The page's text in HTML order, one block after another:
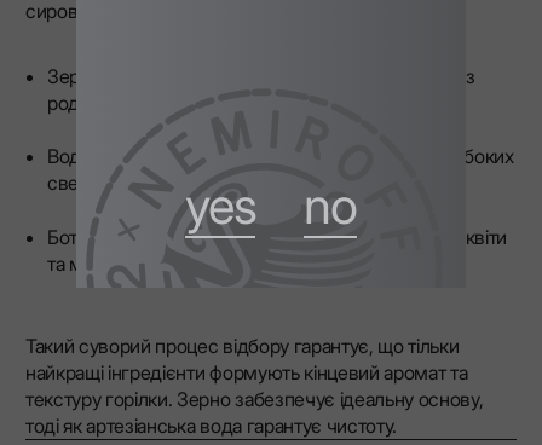
yes no
сировини. Для такої горілки, як LEX, це включає:
Зерно: відбірна пшениця та кукурудза класу Lux з
родючого українського чорнозему.
Вода: кришталево чиста артезіанська вода з глибоких
свердловин у Немирівському регіоні.
Ботанічні компоненти: ретельно відібрані липові квіти
та мед з місцевих пасік.
Такий суворий процес відбору гарантує, що тільки
найкращі інгредієнти формують кінцевий аромат та
текстуру горілки. Зерно забезпечує ідеальну основу,
тоді як артезіанська вода гарантує чистоту.